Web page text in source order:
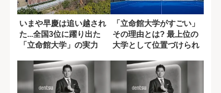
いまや早慶は追い越され
た...全国3位に躍り出た
「立命館大学」の実力
「立命館大学がすごい」
その理由とは? 最上位の
大学として位置づけられ